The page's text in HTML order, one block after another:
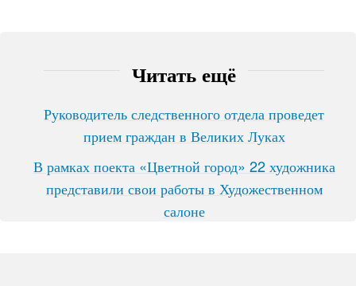
Читать ещё
Руководитель следственного отдела проведет
прием граждан в Великих Луках
В рамках поекта «Цветной город» 22 художника
представили свои работы в Художественном
салоне